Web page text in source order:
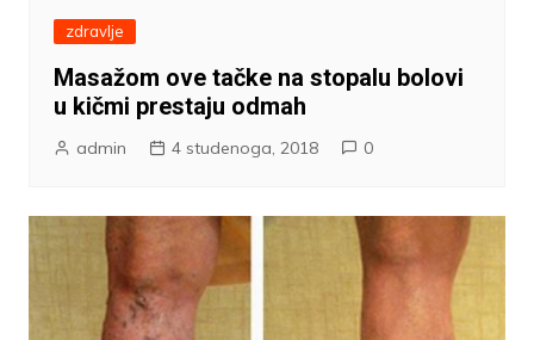
zdravlje
Masažom ove tačke na stopalu bolovi
u kičmi prestaju odmah
admin 4 studenoga, 2018 0